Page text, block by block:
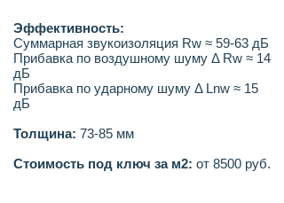
Эффективность:
Суммарная звукоизоляция Rw ≈ 59-63 дБ
Прибавка по воздушному шуму Δ Rw ≈ 14
дБ
Прибавка по ударному шуму Δ Lnw ≈ 15
дБ
Толщина: 73-85 мм
Стоимость под ключ за м2: от 8500 руб.